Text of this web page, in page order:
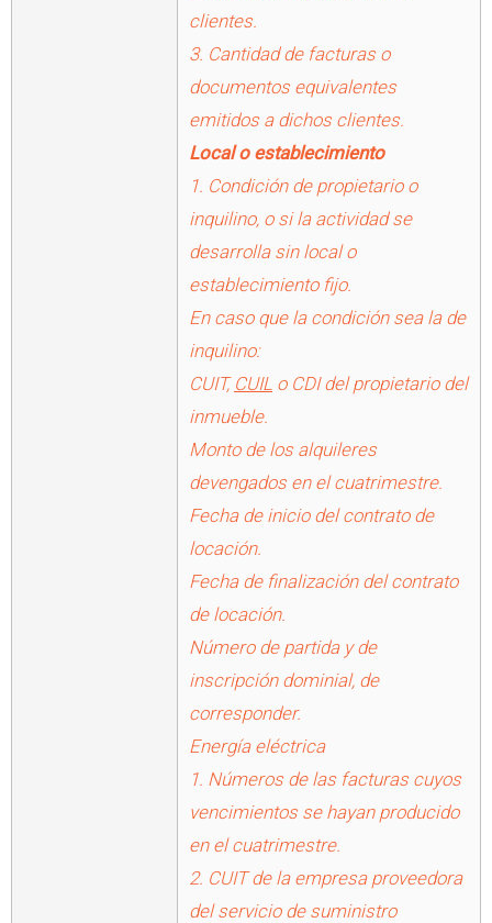
clientes.
3. Cantidad de facturas o
documentos equivalentes
emitidos a dichos clientes.
Local o establecimiento
1. Condición de propietario o
inquilino, o si la actividad se
desarrolla sin local o
establecimiento fijo.
En caso que la condición sea la de
inquilino:
CUIT, CUIL o CDI del propietario del
inmueble.
Monto de los alquileres
devengados en el cuatrimestre.
Fecha de inicio del contrato de
locación.
Fecha de finalización del contrato
de locación.
Número de partida y de
inscripción dominial, de
corresponder.
Energía eléctrica
1. Números de las facturas cuyos
vencimientos se hayan producido
en el cuatrimestre.
2. CUIT de la empresa proveedora
del servicio de suministro